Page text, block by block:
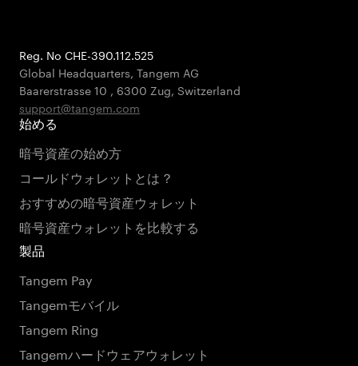
Reg. No CHE-390.112.525
Global Headquarters, Tangem AG
Baarerstrasse 10 , 6300 Zug, Switzerland
support@tangem.com
始める
暗号資産の始め方
コールドウォレットとは？
おすすめの暗号資産ウォレット
暗号資産ウォレットを比較する
製品
Tangem Pay
Tangemモバイル
Tangem Ring
Tangemハードウェアウォレット